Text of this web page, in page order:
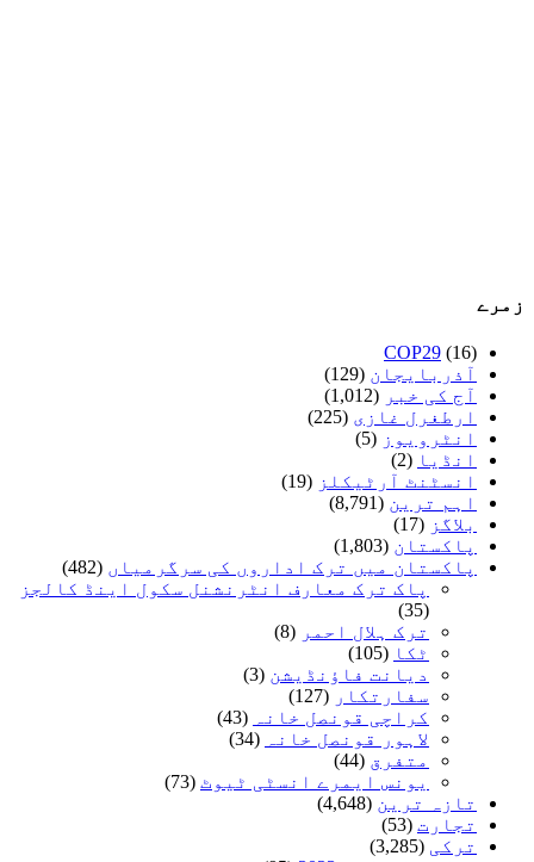
زمرے
COP29 (16)
آذربایجان (129)
آج کی خبر (1,012)
ارطغرل غازی (225)
انٹرویوز (5)
انڈیا (2)
انسٹنٹ آرٹیکلز (19)
اہم ترین (8,791)
بلاگز (17)
پاکستان (1,803)
پاکستان میں ترک اداروں کی سرگرمیاں (482)
پاک ترک معارف انٹرنشنل سکول اینڈ کالجز
(35)
ترک ہلال احمر (8)
ٹکا (105)
دیانت فاؤنڈیشن (3)
سفارتکار (127)
کراچی قونصل خانہ
(43)
لاہور قونصل خانہ
(34)
متفرق (44)
یونس ایمرے انسٹی ٹیوٹ (73)
تازہ ترین (4,648)
تجارت (53)
ترکی (3,285)